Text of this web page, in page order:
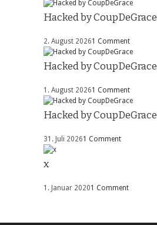
Hacked by CoupDeGrace
2. August 20261 Comment
Hacked by CoupDeGrace
1. August 20261 Comment
Hacked by CoupDeGrace
31. Juli 20261 Comment
x
1. Januar 20201 Comment